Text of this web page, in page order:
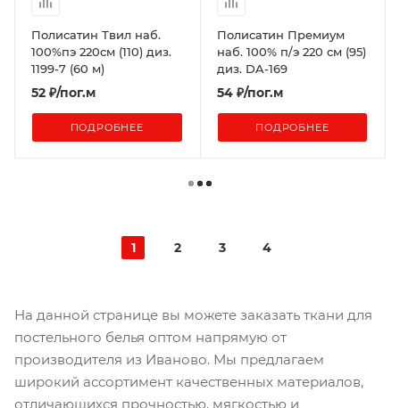
Полисатин Твил наб.
100%пэ 220см (110) диз.
1199-7 (60 м)
52 ₽/пог.м
ПОДРОБНЕЕ
Полисатин Премиум
наб. 100% п/э 220 см (95)
диз. DA-169
54₽/пог.м
ПОДРОБНЕЕ
1 2 3 4
На данной странице вы можете заказать ткани для
постельного белья оптом напрямую от
производителя из Иваново. Мы предлагаем
широкий ассортимент качественных материалов,
отличающихся прочностью, мягкостью и